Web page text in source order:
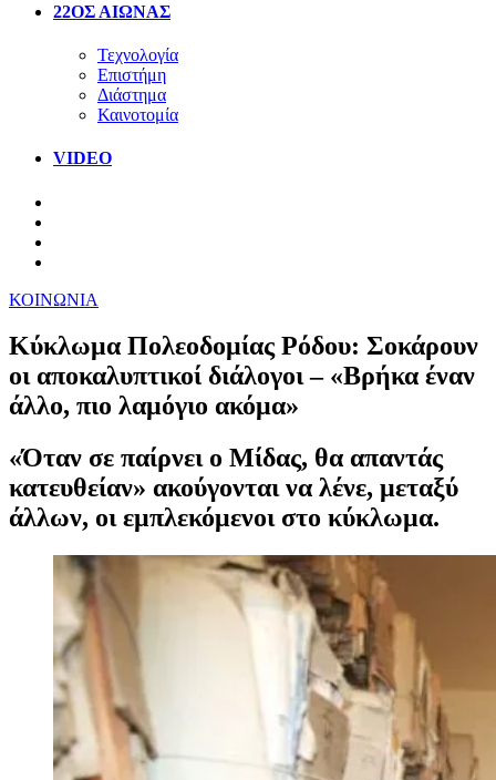
22ΟΣ ΑΙΩΝΑΣ
Τεχνολογία
Επιστήμη
Διάστημα
Καινοτομία
VIDEO
ΚΟΙΝΩΝΙΑ
Κύκλωμα Πολεοδομίας Ρόδου: Σοκάρουν
οι αποκαλυπτικοί διάλογοι – «Βρήκα έναν
άλλο, πιο λαμόγιο ακόμα»
«Όταν σε παίρνει ο Μίδας, θα απαντάς
κατευθείαν» ακούγονται να λένε, μεταξύ
άλλων, οι εμπλεκόμενοι στο κύκλωμα.